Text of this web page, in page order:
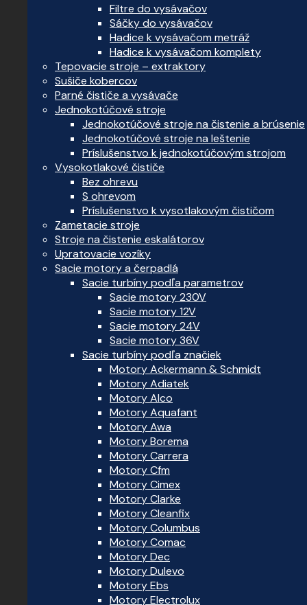
Filtre do vysávačov
Sáčky do vysávačov
Hadice k vysávačom metráž
Hadice k vysávačom komplety
Tepovacie stroje – extraktory
Sušiče kobercov
Parné čističe a vysávače
Jednokotúčové stroje
Jednokotúčové stroje na čistenie a brúsenie
Jednokotúčové stroje na leštenie
Príslušenstvo k jednokotúčovým strojom
Vysokotlakové čističe
Bez ohrevu
S ohrevom
Príslušenstvo k vysotlakovým čističom
Zametacie stroje
Stroje na čistenie eskalátorov
Upratovacie vozíky
Sacie motory a čerpadlá
Sacie turbíny podľa parametrov
Sacie motory 230V
Sacie motory 12V
Sacie motory 24V
Sacie motory 36V
Sacie turbíny podľa značiek
Motory Ackermann & Schmidt
Motory Adiatek
Motory Alco
Motory Aquafant
Motory Awa
Motory Borema
Motory Carrera
Motory Cfm
Motory Cimex
Motory Clarke
Motory Cleanfix
Motory Columbus
Motory Comac
Motory Dec
Motory Dulevo
Motory Ebs
Motory Electrolux